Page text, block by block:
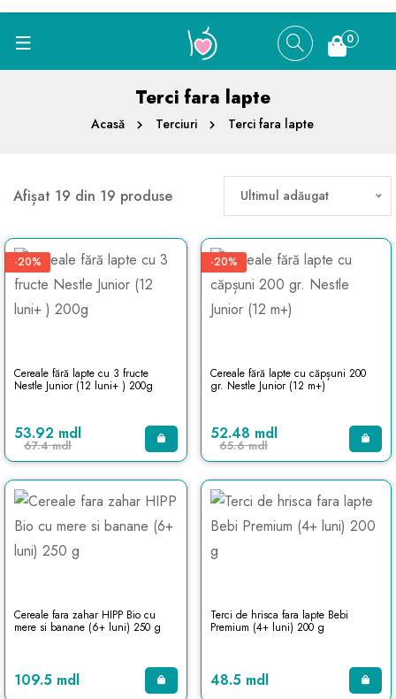
0
Terci fara lapte
Acasă Terciuri Terci fara lapte
Afișat 19 din 19 produse Ultimul adăugat
-20%
Cereale fără lapte cu 3 fructe
Nestle Junior (12 luni+ ) 200g
53.92 mdl
67.4 mdl
-20%
Cereale fără lapte cu căpșuni 200
gr. Nestle Junior (12 m+)
52.48 mdl
65.6 mdl
Cereale fara zahar HIPP Bio cu
mere si banane (6+ luni) 250 g
109.5 mdl
Terci de hrisca fara lapte Bebi
Premium (4+ luni) 200 g
48.5 mdl